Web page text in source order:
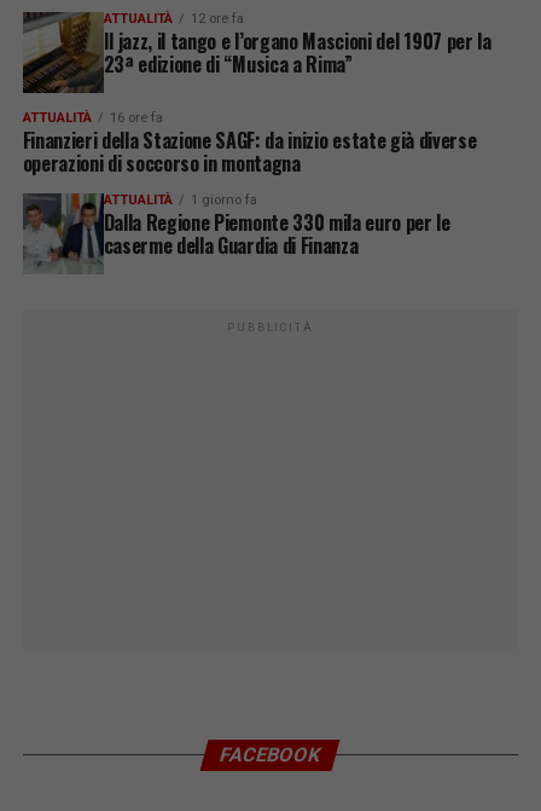
ATTUALITÀ 12 ore fa
Il jazz, il tango e l’organo Mascioni del 1907 per la
23ª edizione di “Musica a Rima”
ATTUALITÀ 16 ore fa
Finanzieri della Stazione SAGF: da inizio estate già diverse
operazioni di soccorso in montagna
ATTUALITÀ 1 giorno fa
Dalla Regione Piemonte 330 mila euro per le
caserme della Guardia di Finanza
PUBBLICITÀ
FACEBOOK